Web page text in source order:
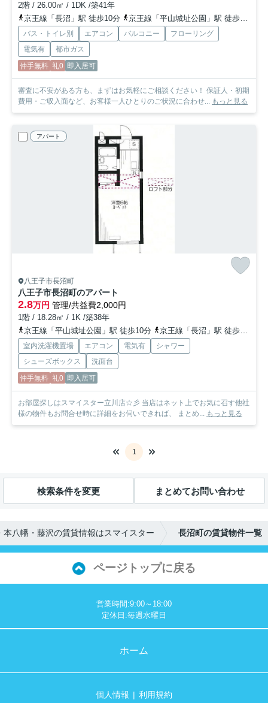
2階 / 26.00㎡ / 1DK /築41年
京王線「長沼」駅 徒歩10分
京王線「平山城址公園」駅 徒歩16分
バス・トイレ別 エアコン バルコニー
フローリング
電気有
都市ガス
仲手無料 礼0 即入居可
審査に不安がある方も、まずはお気軽にご相談ください！ 保証人・初期
費用・ご収入面など、お客様一人ひとりのご状況に合わせ... もっと見る
アパート
八王子市長沼町
八王子市長沼町のアパート
2.8万円 管理/共益費2,000円
1階 / 18.28㎡ / 1K /築38年
京王線「平山城址公園」駅 徒歩10分
京王線「長沼」駅 徒歩15分
室内洗濯機置場 エアコン 電気有
シャワー
シューズボックス
洗面台
仲手無料 礼0 即入居可
お部屋探しはスマイスター立川店☆彡 当店はネット上でお気に召す他社
様の物件もお問合せ時に詳細をお伺いできれば、 まとめ... もっと見る
1
検索条件を変更 まとめてお問い合わせ
八幡・藤沢の賃貸情報はスマイスター 長沼町の賃貸物件一覧
ページトップに戻る
営業時間:9:00～18:00
定休日:毎週水曜日
ホーム
個人情報 利用規約